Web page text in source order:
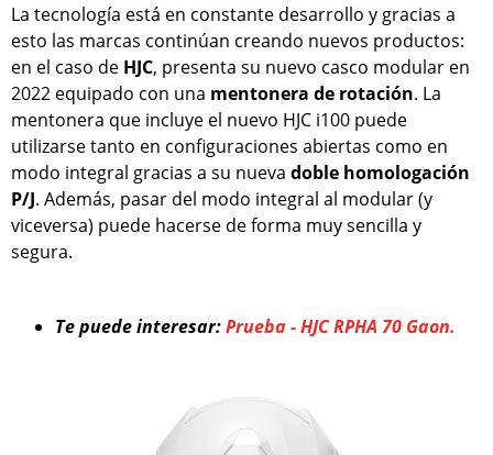
La tecnología está en constante desarrollo y gracias a
esto las marcas continúan creando nuevos productos:
en el caso de HJC, presenta su nuevo casco modular en
2022 equipado con una mentonera de rotación. La
mentonera que incluye el nuevo HJC i100 puede
utilizarse tanto en configuraciones abiertas como en
modo integral gracias a su nueva doble homologación
P/J. Además, pasar del modo integral al modular (y
viceversa) puede hacerse de forma muy sencilla y
segura.
Te puede interesar:Prueba - HJC RPHA 70 Gaon.